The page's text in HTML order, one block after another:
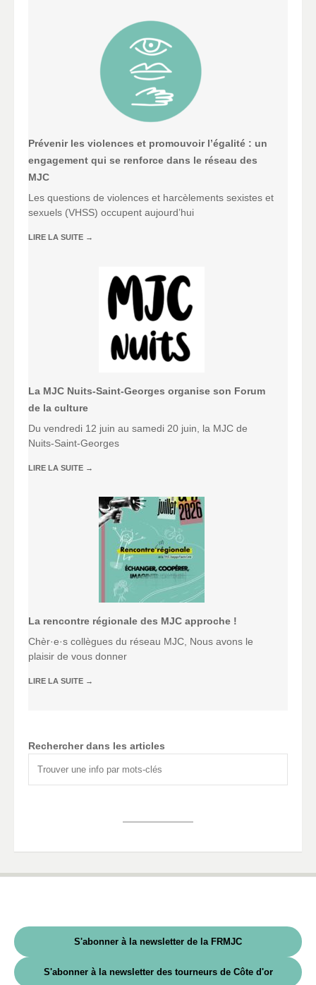
Prévenir les violences et promouvoir l’égalité : un
engagement qui se renforce dans le réseau des
MJC
Les questions de violences et harcèlements sexistes et
sexuels (VHSS) occupent aujourd’hui
LIRE LA SUITE →
La MJC Nuits-Saint-Georges organise son Forum
de la culture
Du vendredi 12 juin au samedi 20 juin, la MJC de
Nuits-Saint-Georges
LIRE LA SUITE →
La rencontre régionale des MJC approche !
Chèr·e·s collègues du réseau MJC, Nous avons le
plaisir de vous donner
LIRE LA SUITE →
Rechercher dans les articles
S'abonner à la newsletter de la FRMJC
S'abonner à la newsletter des tourneurs de Côte d'or